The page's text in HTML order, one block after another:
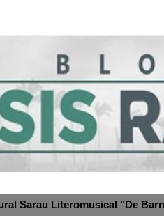
Sarau Literomusical "De